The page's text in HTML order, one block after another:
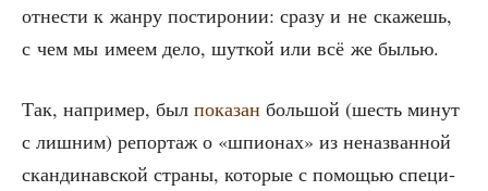
отне­сти к жан­ру пости­ро­нии: сра­зу и не ска­жешь,
с чем мы име­ем дело, шут­кой или всё же былью.
Так, напри­мер, был пока­зан боль­шой (шесть минут
с лиш­ним) репор­таж о «шпи­о­нах» из нена­зван­ной
скан­ди­нав­ской стра­ны, кото­рые с помо­щью спе­ци­